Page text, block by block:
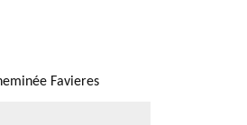
Favieres